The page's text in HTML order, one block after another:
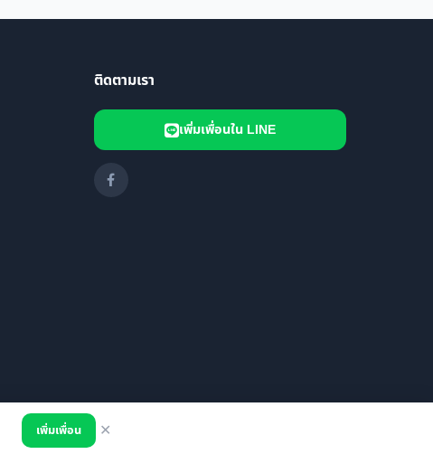
เพิ่มเพื่อน ✕
ติดตามเรา
เพิ่มเพื่อนใน LINE